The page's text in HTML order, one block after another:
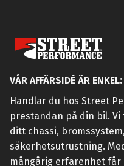
VÅR AFFÄRSIDÉ ÄR ENKEL:
Handlar du hos Street
prestandan på din bil.
ditt chassi,
säkerhetsutrustning.
mångårig erfarenhet